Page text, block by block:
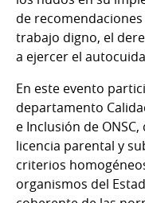
de
trabajo digno, el
a ejercer el
En este evento
departamento
e Inclusión de
licencia parental y
criterios
organismos del